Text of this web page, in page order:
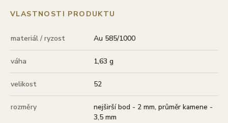
VLASTNOSTI PRODUKTU
materiál / ryzost Au 585/1000
váha 1,63 g
velikost 52
rozměry
nejširší bod - 2 mm, průměr kamene -
3,5 mm